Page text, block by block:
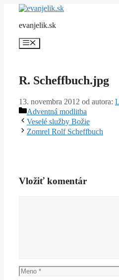
Preskočiť
obsahevanjelik.sk
Menu
R. Scheffbuch.jpg
13. novembra 2012 od autora:
Kategórie
Adventná modlitba
Veselé služby Božie
Zomrel Rolf Scheffbuch
Vložiť komentár
Meno